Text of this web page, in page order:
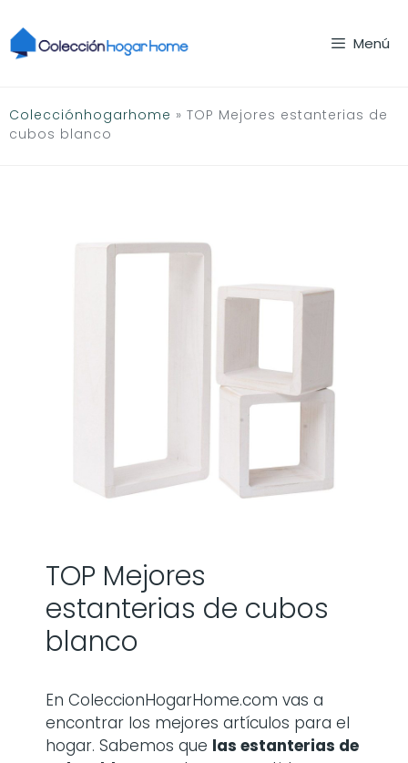
al
contenido
Menú
Colecciónhogarhome » TOP Mejores estanterias de
cubos blanco
TOP Mejores
estanterias de cubos
blanco
En ColeccionHogarHome.com vas a
encontrar los mejores artículos para el
hogar. Sabemos que las estanterias de